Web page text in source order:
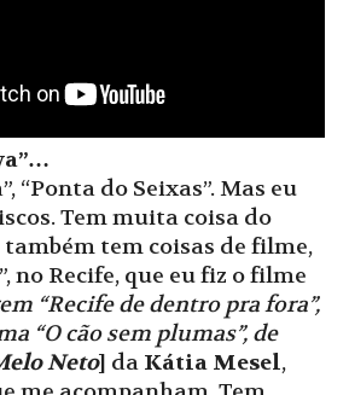
“Ponta do Seixas”. Mas eu
Tem muita coisa do
também tem coisas de filme,
no Recife, que eu fiz o filme
“Recife de dentro pra fora”,
“O cão sem plumas”, de
Neto] da Kátia Mesel,